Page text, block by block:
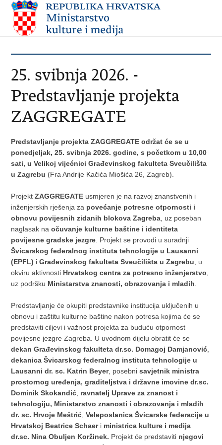
25. svibnja 2026. -
Predstavljanje projekta
ZAGGREGATE
Predstavljanje projekta ZAGGREGATE održat će se u
ponedjeljak, 25. svibnja 2026. godine, s početkom u 10,00
sati, u Velikoj vijećnici Građevinskog fakulteta Sveučilišta
u Zagrebu (Fra Andrije Kačića Miošića 26, Zagreb).
ProjektZAGGREGATE usmjeren je na razvoj znanstvenih i
inženjerskih rješenja za povećanje potresne otpornosti i
obnovu povijesnih zidanih blokova Zagreba , uz poseban
naglasak naočuvanje kulturne baštine i identiteta
povijesne gradske jezgre . Projekt se provodi u suradnji
Švicarskog federalnog instituta tehnologije u Lausanni
(EPFL) iGrađevinskog fakulteta Sveučilišta u Zagrebu , u
okviru aktivnosti Hrvatskog centra za potresno inženjerstvo
uz podršku Ministarstva znanosti, obrazovanja i mladih
Predstavljanje će okupiti predstavnike institucija uključenih u
obnovu i zaštitu kulturne baštine nakon potresa kojima će se
predstaviti ciljevi i važnost projekta za buduću otpornost
povijesne jezgre Zagreba. U uvodnom dijelu obratit će se
dekan Građevinskog fakulteta dr.sc. Domagoj Damjanović
dekanica Švicarskog federalnog instituta tehnologije u
Lausanni dr. sc. Katrin Beyer, posebnisavjetnik ministra
prostornog uređenja, graditeljstva i državne imovine dr.sc.
Dominik Skokandić ravnatelj Uprave za znanost i
tehnologiju, Ministarstvo znanosti i obrazovanja i mladih
dr. sc. Hrvoje Meštrić ,Veleposlanica Švicarske federacije u
Hrvatskoj Beatrice Schaeri ministrica kulture i medija
dr.sc. Nina Obuljen Koržinek. Projekt će predstaviti njegovi